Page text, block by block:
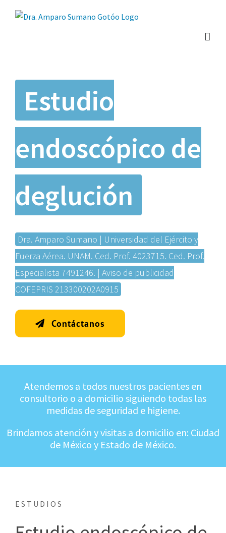
Estudio
endoscópico de
deglución
Dra. Amparo Sumano | Universidad del Ejército y
Fuerza Aérea. UNAM. Ced. Prof. 4023715. Ced. Prof.
Especialista 7491246. | Aviso de publicidad
COFEPRIS 213300202A0915
Contáctanos
Atendemos a todos nuestros pacientes en
consultorio o a domicilio siguiendo todas las
medidas de seguridad e higiene.
Brindamos atención y visitas a domicilio en: Ciudad
de México y Estado de México.
ESTUDIOS